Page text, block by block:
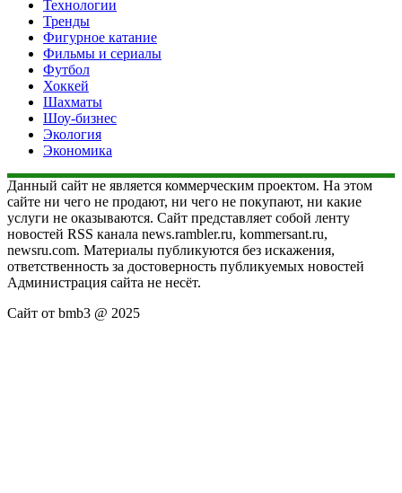
Технологии
Тренды
Фигурное катание
Фильмы и сериалы
Футбол
Хоккей
Шахматы
Шоу-бизнес
Экология
Экономика
Данный сайт не является коммерческим проектом. На этом
сайте ни чего не продают, ни чего не покупают, ни какие
услуги не оказываются. Сайт представляет собой ленту
новостей RSS канала news.rambler.ru, kommersant.ru,
newsru.com. Материалы публикуются без искажения,
ответственность за достоверность публикуемых новостей
Администрация сайта не несёт.
Сайт от bmb3 @ 2025